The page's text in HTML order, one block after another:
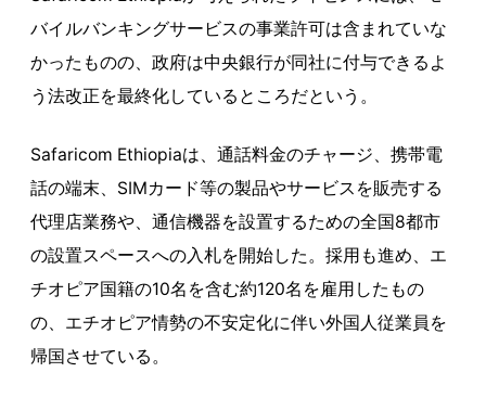
バイルバンキングサービスの事業許可は含まれていな
かったものの、政府は中央銀行が同社に付与できるよ
う法改正を最終化しているところだという。
Safaricom Ethiopiaは、通話料金のチャージ、携帯電
話の端末、SIMカード等の製品やサービスを販売する
代理店業務や、通信機器を設置するための全国8都市
の設置スペースへの入札を開始した。採用も進め、エ
チオピア国籍の10名を含む約120名を雇用したもの
の、エチオピア情勢の不安定化に伴い外国人従業員を
帰国させている。